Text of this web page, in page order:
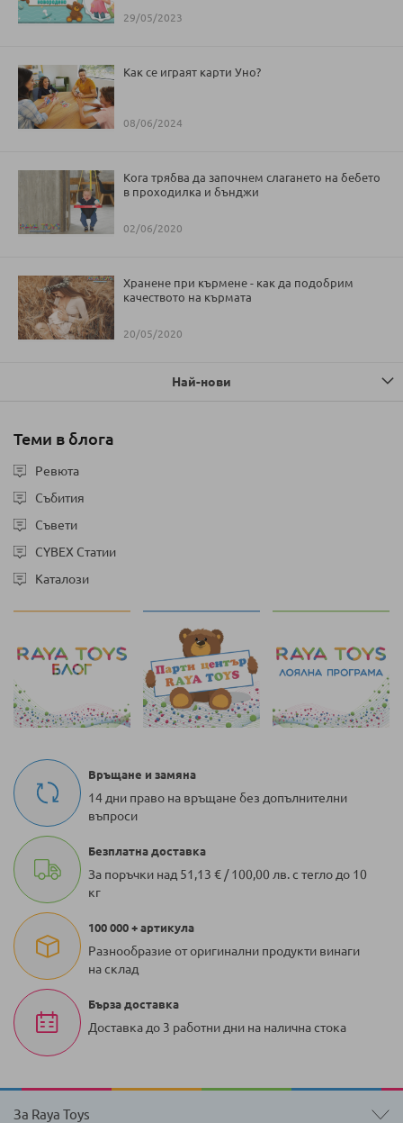
29/05/2023
Как се играят карти Уно?
08/06/2024
Кога трябва да започнем слагането на бебето
в проходилка и бънджи
02/06/2020
Хранене при кърмене - как да подобрим
качеството на кърмата
20/05/2020
Най-нови
Теми в блога
Ревюта
Събития
Съвети
CYBEX Статии
Каталози
Връщане и замяна
14 дни право на връщане без допълнителни
въпроси
Безплатна доставка
За поръчки над 51,13 € / 100,00 лв. с тегло до 10
кг
100 000 + артикула
Разнообразие от оригинални продукти винаги
на склад
Бърза доставка
Доставка до 3 работни дни на налична стока
За Raya Toys